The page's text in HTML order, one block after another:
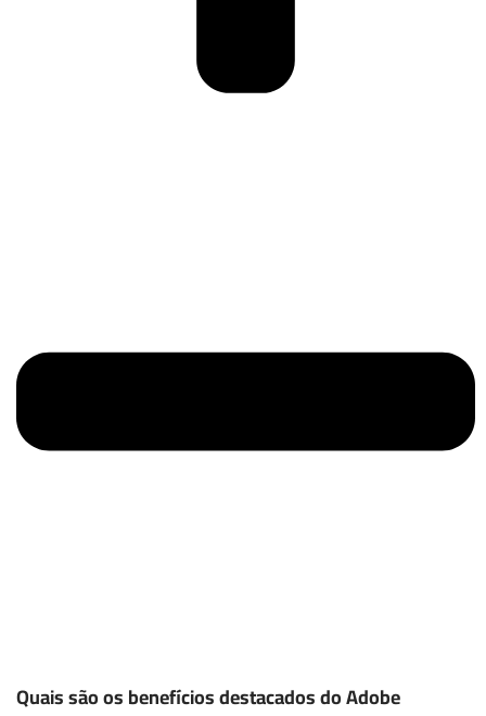
Quais são os benefícios destacados do Adobe